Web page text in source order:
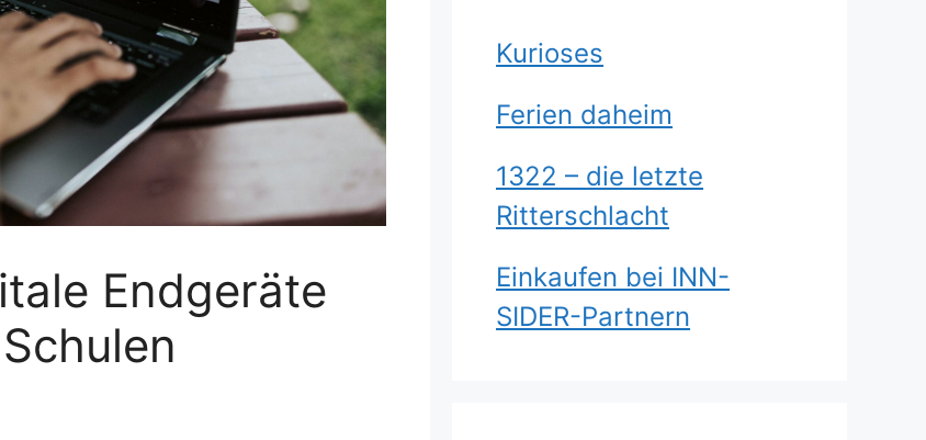
Endgeräte
Kurioses
Ferien daheim
1322 – die letzte
Ritterschlacht
Einkaufen bei INN-
SIDER-Partnern